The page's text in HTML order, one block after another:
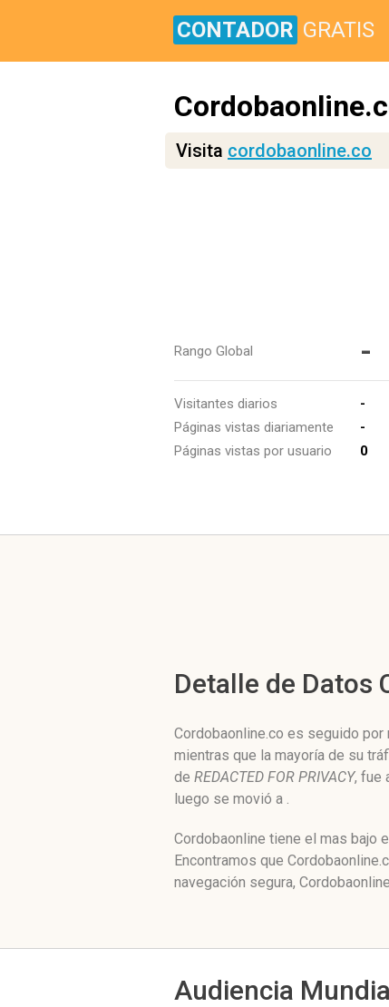
CONTADOR GRATIS
Visita cordobaonline.co
Rango Global -
Visitantes diarios
-
Páginas vistas diariamente
-
Páginas vistas por usuario
0
Detalle de Datos
Cordobaonline.co es seguido
mientras que la mayoría de su
de REDACTED FOR PRIVACY, fue
luego se movió a .
Cordobaonline tiene el mas bajo
Encontramos que
navegación segura,
Audiencia